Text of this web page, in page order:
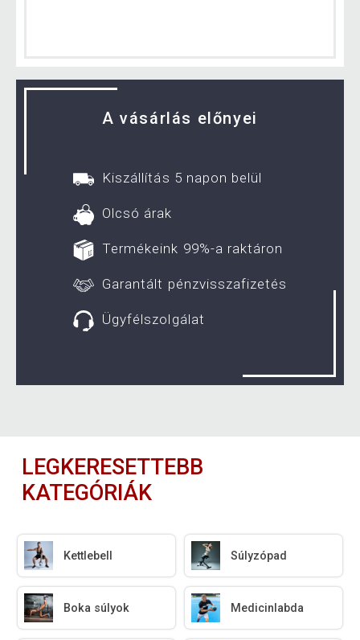
A vásárlás előnyei
Kiszállítás 5 napon belül
Olcsó árak
Termékeink 99%-a raktáron
Garantált pénzvisszafizetés
Ügyfélszolgálat
LEGKERESETTEBB
KATEGÓRIÁK
Kettlebell Súlyzópad
Boka súlyok Medicinlabda